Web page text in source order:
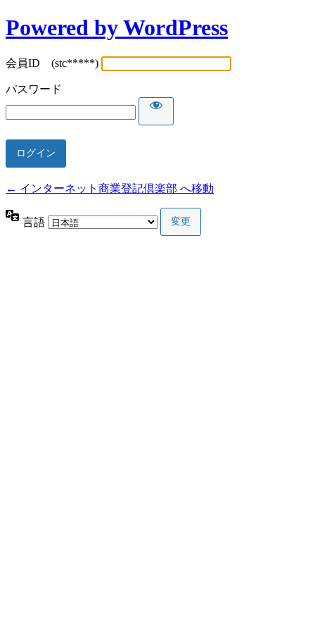
Powered by WordPress
会員ID (stc*****)
パスワード
← インターネット商業登記倶楽部 へ移動
言語